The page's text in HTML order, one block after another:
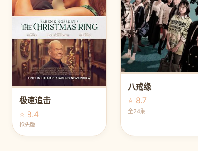
极速追击
⭐ 8.4
抢先版
八戒缘
⭐ 8.7
全24集